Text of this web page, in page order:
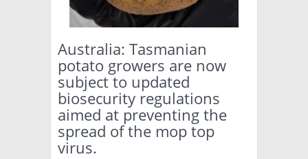
Australia: Tasmanian
potato growers are now
subject to updated
biosecurity regulations
aimed at preventing the
spread of the mop top
virus.